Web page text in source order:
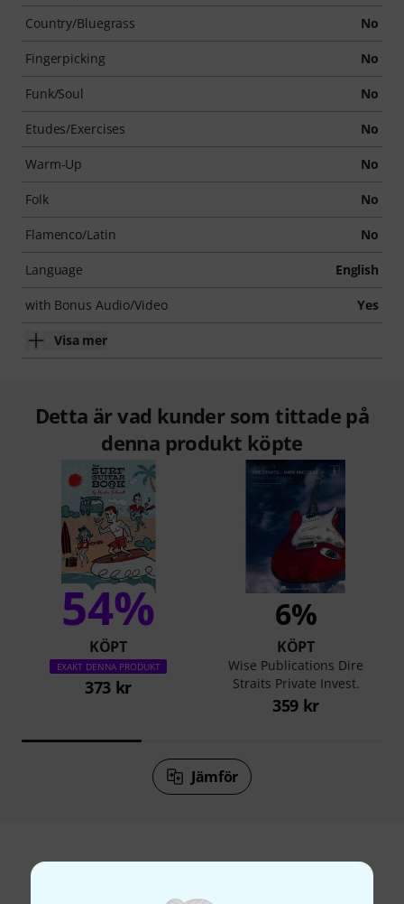
Country/Bluegrass No
Fingerpicking No
Funk/Soul No
Etudes/Exercises No
Warm-Up No
Folk No
Flamenco/Latin No
Language English
with Bonus Audio/Video Yes
Visa mer
Detta är vad kunder som tittade på
denna produkt köpte
54%
KÖPT
EXAKT DENNA PRODUKT
373 kr
6%
KÖPT
Wise Publications Dire
Straits Private Invest.
359 kr
Jämför